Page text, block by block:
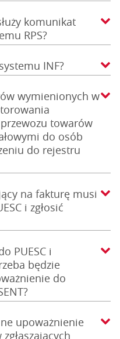
komunikat
RPS?
INF?
wymienionych w
towarów
do osób
do rejestru
na fakturę musi
i zgłosić
PUESC i
będzie
do
upoważnienie